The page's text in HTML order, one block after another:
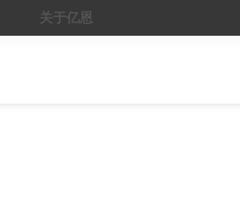
关于亿恩